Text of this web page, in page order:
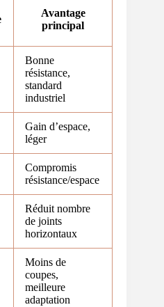
Avantage
principal
Bonne
résistance,
standard
industriel
Gain d’espace,
léger
Compromis
résistance/espace
Réduit nombre
de joints
horizontaux
Moins de
coupes,
meilleure
adaptation